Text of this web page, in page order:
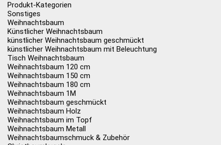
Produkt-Kategorien
Sonstiges
Weihnachtsbaum
Künstlicher Weihnachtsbaum
künstlicher Weihnachtsbaum geschmückt
künstlicher Weihnachtsbaum mit Beleuchtung
Tisch Weihnachtsbaum
Weihnachtsbaum 120 cm
Weihnachtsbaum 150 cm
Weihnachtsbaum 180 cm
Weihnachtsbaum 1M
Weihnachtsbaum geschmückt
Weihnachtsbaum Holz
Weihnachtsbaum im Topf
Weihnachtsbaum Metall
Weihnachtsbaumschmuck & Zubehör